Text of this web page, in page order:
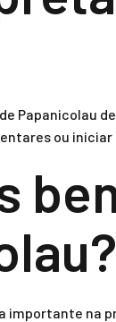
Papanicolau
ou
importante na